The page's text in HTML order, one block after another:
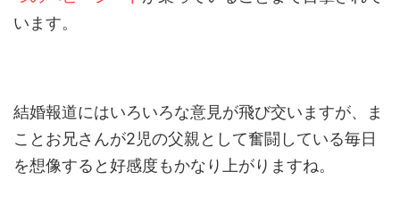
います。
結婚報道にはいろいろな意見が飛び交いますが、ま
ことお兄さんが2児の父親として奮闘している毎日
を想像すると好感度もかなり上がりますね。